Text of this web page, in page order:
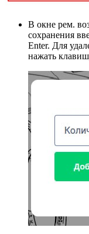
В окне рем.
сохранения
Enter. Для
нажать